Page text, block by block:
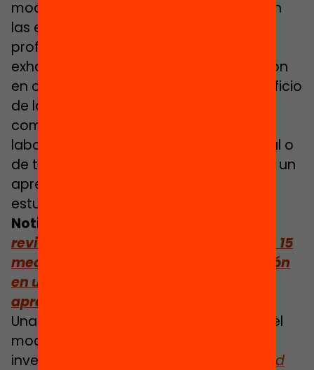
modelo es el más común y frecuente en
las escuelas de primaria, ya que el
profesorado tiene un control más
exhaustivo del tiempo y de la orientación
en cada estación dentro del propio edificio
de la escuela o en otros espacios
comunitarios (ya sea en espacios de
laboratorio o aulas de estudio individual o
de trabajo en grupo), donde se prioriza un
aprendizaje más colaborativo entre los
estudiantes.
Noticia
revise el Plan de Educación Digital con 15
medidas para convertir la digitalización
en una herramienta de mejora de los
aprendizajes
Una de las tipologías más conocidas del
modelo de rotación es la de la clase
inversa, también conocida como
flipped